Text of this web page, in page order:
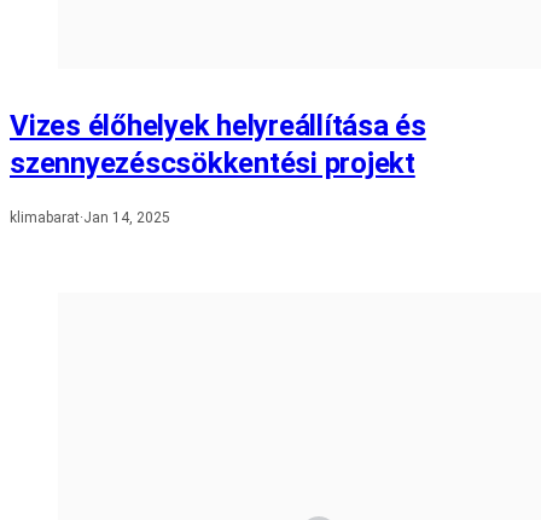
Vizes élőhelyek helyreállítása és
szennyezéscsökkentési projekt
klimabarat·Jan 14, 2025